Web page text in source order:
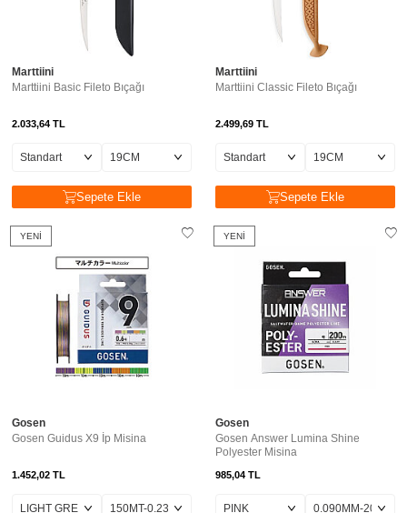
Marttiini
Marttiini Basic Fileto Bıçağı
2.033,64 TL
Sepete Ekle
Marttiini
Marttiini Classic Fileto Bıçağı
2.499,69 TL
Sepete Ekle
YENI
Gosen
Gosen Guidus X9 İp Misina
1.452,02 TL
YENI
Gosen
Gosen Answer Lumina Shine
Polyester Misina
985,04 TL